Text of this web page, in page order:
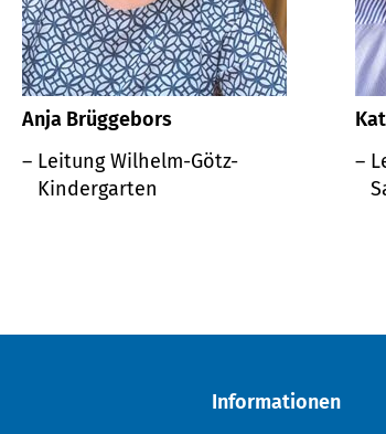
Anja Brüggebors
Leitung Wilhelm-Götz-
Kindergarten
Informationen